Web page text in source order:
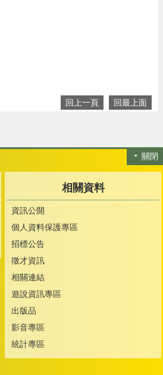
回上一頁 回最上面
關閉
相關資料
資訊公開
個人資料保護專區
招標公告
徵才資訊
相關連結
遊說資訊專區
出版品
影音專區
統計專區